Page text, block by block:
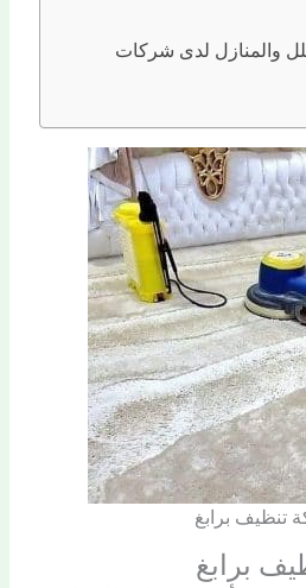
والمنازل لدى شركات
تنظيف برابغ
برابغ